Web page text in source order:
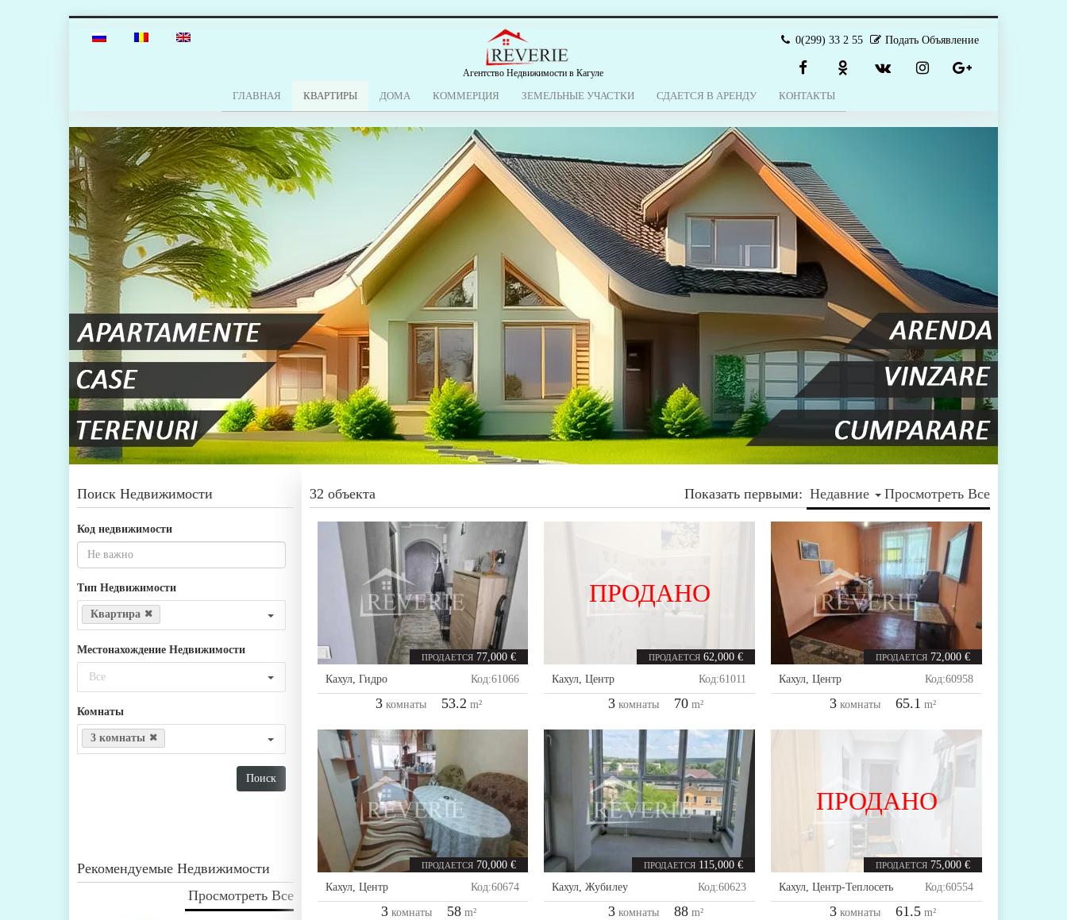
Агентство Недвижимости в Кагуле
0(299) 33 2 55 Подать Объявление
ГЛАВНАЯ КВАРТИРЫ ДОМА КОММЕРЦИЯ ЗЕМЕЛЬНЫЕ УЧАСТКИ СДАЕТСЯ В АРЕНДУ КОНТАКТЫ
Поиск Недвижимости
Код недвижимости
Тип Недвижимости
Квартира
Местонахождение Недвижимости
Все
Комнаты
3 комнаты
Рекомендуемые Недвижимости
Просмотреть Все
Просмотреть Все
32 объекта Показать первыми: Недавние
ПРОДАЕТСЯ 77,000 €
Кахул, Гидро Код:61066
3комнаты 53.2 m²
ПРОДАНО
ПРОДАЕТСЯ 62,000 €
Кахул,Центр Код:61011
3комнаты 70m²
ПРОДАЕТСЯ 72,000 €
Кахул,Центр Код:60958
3комнаты 65.1 m²
ПРОДАЕТСЯ 70,000 €
Кахул, Центр Код:60674
3комнаты 58m²
ПРОДАЕТСЯ 115,000 €
Кахул,Жубилеу Код:60623
3комнаты 88m²
ПРОДАНО
ПРОДАЕТСЯ 75,000 €
Кахул,Центр-Теплосеть Код:60554
3комнаты 61.5m²